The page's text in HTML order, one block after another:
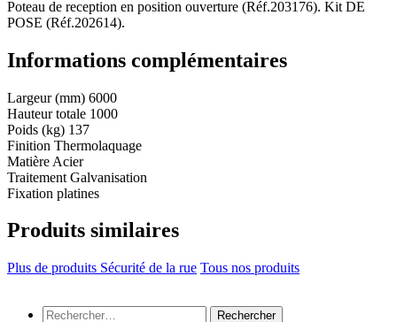
Poteau de reception en position ouverture (Réf.203176). Kit DE
POSE (Réf.202614).
Informations complémentaires
Largeur (mm) 6000
Hauteur totale 1000
Poids (kg) 137
Finition Thermolaquage
Matière Acier
Traitement Galvanisation
Fixation platines
Produits similaires
Plus de produits Sécurité de la rue Tous nos produits
Rechercher :